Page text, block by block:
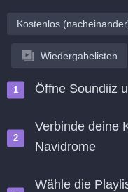
Kostenlos
Wiedergabelisten
Öffne Soundiiz
Verbinde deine
Navidrome
Wähle die